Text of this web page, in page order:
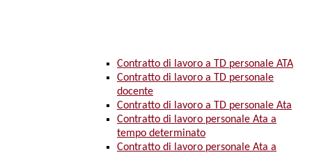
Contratto di lavoro a TD personale ATA
Contratto di lavoro a TD personale
docente
Contratto di lavoro a TD personale Ata
Contratto di lavoro personale Ata a
tempo determinato
Contratto di lavoro personale Ata a